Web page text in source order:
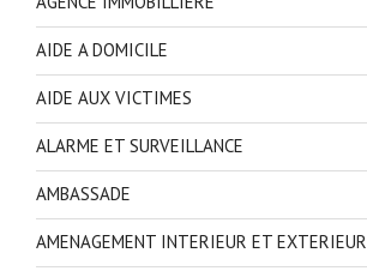
AIDE A DOMICILE
AIDE AUX VICTIMES
ALARME ET SURVEILLANCE
AMBASSADE
AMENAGEMENT INTERIEUR ET EXTERIEUR